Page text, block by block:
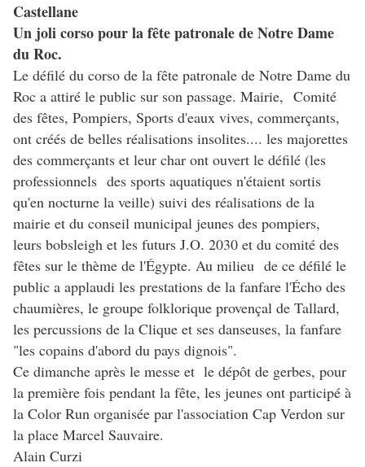
Castellane
Un joli corso pour la fête patronale de Notre Dame
du Roc.
Le défilé du corso de la fête patronale de Notre Dame du
Roc a attiré le public sur son passage. Mairie, Comité
des fêtes, Pompiers, Sports d'eaux vives, commerçants,
ont créés de belles réalisations insolites.... les majorettes
des commerçants et leur char ont ouvert le défilé (les
professionnels des sports aquatiques n'étaient sortis
qu'en nocturne la veille) suivi des réalisations de la
mairie et du conseil municipal jeunes des pompiers,
leurs bobsleigh et les futurs J.O. 2030 et du comité des
fêtes sur le thème de l'Égypte. Au milieu de ce défilé le
public a applaudi les prestations de la fanfare l'Écho des
chaumières, le groupe folklorique provençal de Tallard,
les percussions de la Clique et ses danseuses, la fanfare
"les copains d'abord du pays dignois".
Ce dimanche après le messe et le dépôt de gerbes, pour
la première fois pendant la fête, les jeunes ont participé à
la Color Run organisée par l'association Cap Verdon sur
la place Marcel Sauvaire.
Alain Curzi